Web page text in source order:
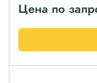
Цена по